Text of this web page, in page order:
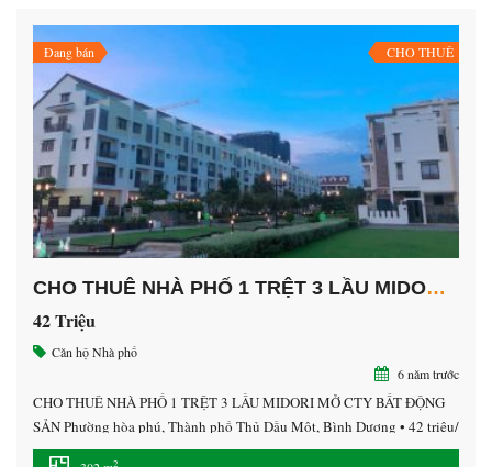
Đang bán CHO THUÊ
CHO THUÊ NHÀ PHỐ 1 TRỆT 3 LẦU MIDORI MỞ CTY BẤT ĐỘNG SẢN
42 Triệu
Căn hộNhà phố
6 năm trước
CHO THUÊ NHÀ PHỐ 1 TRỆT 3 LẦU MIDORI MỞ CTY BẤT ĐỘNG
SẢN Phường hòa phú, Thành phố Thủ Dầu Một, Bình Dương • 42 triệu/
tháng • Diện tích sàn: 302 m² • Vị trí : trung tâm thành phố mới bình
2